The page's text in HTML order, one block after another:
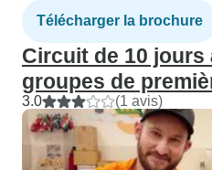
Télécharger la brochure
Circuit de 10 jours
groupes de
3.0 (1 avis)